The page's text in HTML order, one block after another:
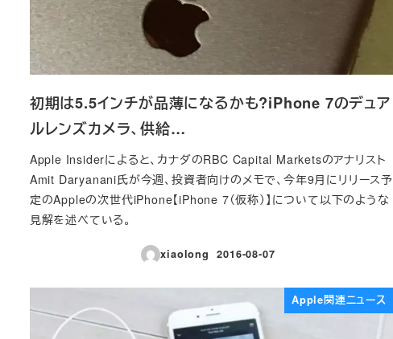
初期は5.5インチが品薄になるかも?iPhone 7のデュア
ルレンズカメラ、供給…
Apple Insiderによると、カナダのRBC Capital Marketsのアナリスト
Amit Daryanani氏が今週、投資者向けのメモで、今年9月にリリース予
定のAppleの次世代iPhone【iPhone 7（仮称）】について以下のような
見解を述べている。
xiaolong
投稿日
2016-08-07
Apple関連ニュース